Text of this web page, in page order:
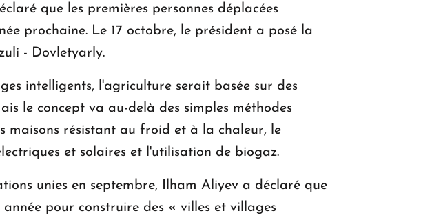
que les premières personnes déplacées
prochaine. Le 17 octobre, le président a posé la
- Dovletyarly.
intelligents, l'agriculture serait basée sur des
le concept va au-delà des simples méthodes
maisons résistant au froid et à la chaleur, le
et solaires et l'utilisation de biogaz.
unies en septembre, Ilham Aliyev a déclaré que
pour construire des « villes et villages